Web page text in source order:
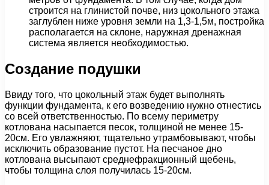
строится на глинистой почве, низ цокольного этажа
заглублен ниже уровня земли на 1,3-1,5м, постройка
располагается на склоне, наружная дренажная
система является необходимостью.
Создание подушки
Ввиду того, что цокольный этаж будет выполнять
функции фундамента, к его возведению нужно отнестись
со всей ответственностью. По всему периметру
котлована насыпается песок, толщиной не менее 15-
20см. Его увлажняют, тщательно утрамбовывают, чтобы
исключить образование пустот. На песчаное дно
котлована высыпают среднефракционный щебень,
чтобы толщина слоя получилась 15-20см.